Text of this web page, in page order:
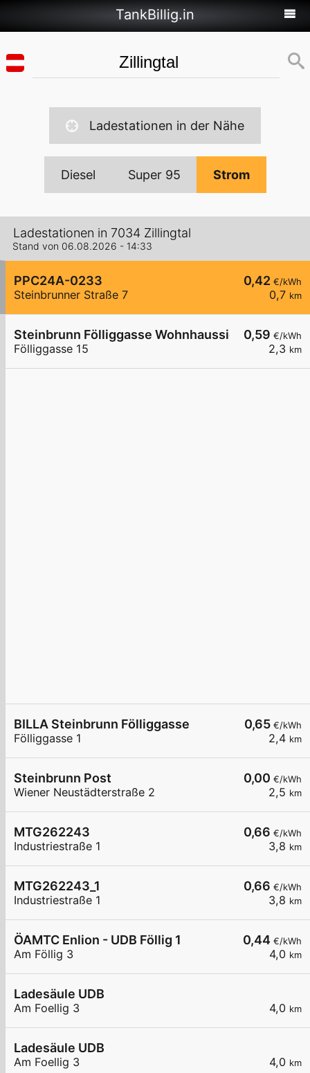
TankBillig.in
Ladestationen in der Nähe
Diesel Super 95 Strom
Ladestationen in 7034 Zillingtal
Stand von 06.08.2026 - 14:33
0,42 €/kWh
0,7 km
PPC24A-0233
Steinbrunner Straße 7
0,59 €/kWh
2,3 km
Steinbrunn Fölliggasse Wohnhaussiedlung
Fölliggasse 15
0,65 €/kWh
2,4 km
BILLA Steinbrunn Fölliggasse
Fölliggasse 1
0,00 €/kWh
2,5 km
Steinbrunn Post
Wiener Neustädterstraße 2
0,66 €/kWh
3,8 km
MTG262243
Industriestraße 1
0,66 €/kWh
3,8 km
MTG262243_1
Industriestraße 1
0,44 €/kWh
4,0 km
ÖAMTC Enlion - UDB Föllig 1
Am Föllig 3
4,0 km
Ladesäule UDB
Am Foellig 3
4,0 km
Ladesäule UDB
Am Foellig 3